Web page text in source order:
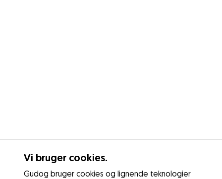
Vi bruger cookies.
Gudog bruger cookies og lignende teknologier